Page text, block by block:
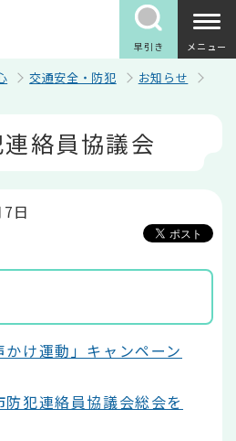
早引き メニュー
交通安全・防犯
お知らせ
絡員協議会
日
け運動」キャンペーン
犯連絡員協議会総会を